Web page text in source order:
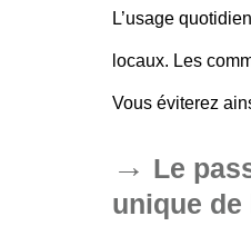
L’usage
locaux. Les
Vous éviterez
Le
unique de